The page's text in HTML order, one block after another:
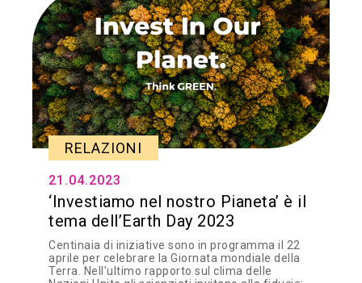
RELAZIONI
21.04.2023
‘Investiamo nel nostro Pianeta’ è il
tema dell’Earth Day 2023
Centinaia di iniziative sono in programma il 22
aprile per celebrare la Giornata mondiale della
Terra. Nell'ultimo rapporto sul clima delle